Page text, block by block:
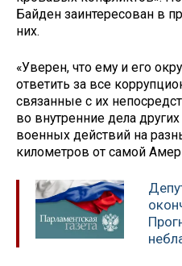
Байден заинтересован в
них.
«Уверен, что ему и его
ответить за все
связанные с их
во внутренние дела
военных действий на
километров от самой